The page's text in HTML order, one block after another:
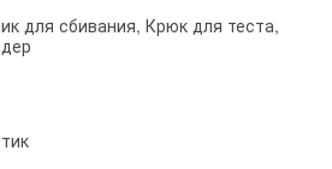
для сбивания, Крюк для теста,